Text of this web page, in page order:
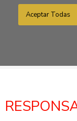
ToggleMenú